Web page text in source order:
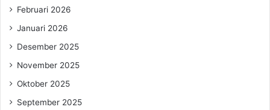
Februari 2026
Januari 2026
Desember 2025
November 2025
Oktober 2025
September 2025